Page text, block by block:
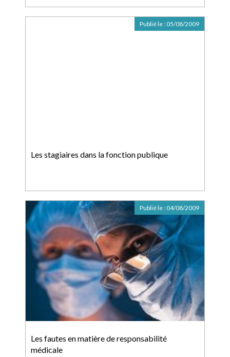
Les stagiaires dans la fonction publique
Publié le : 05/08/2009
Les fautes en matière de responsabilité
médicale
Publié le : 04/08/2009